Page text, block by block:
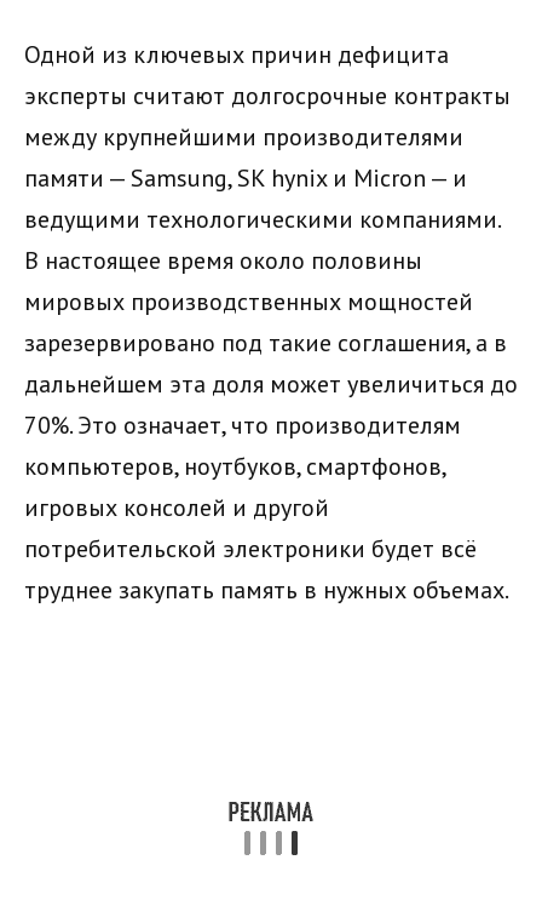
Одной из ключевых причин дефицита
эксперты считают долгосрочные контракты
между крупнейшими производителями
памяти — Samsung, SK hynix и Micron — и
ведущими технологическими компаниями.
В настоящее время около половины
мировых производственных мощностей
зарезервировано под такие соглашения, а в
дальнейшем эта доля может увеличиться до
70%. Это означает, что производителям
компьютеров, ноутбуков, смартфонов,
игровых консолей и другой
потребительской электроники будет всё
труднее закупать память в нужных объемах.